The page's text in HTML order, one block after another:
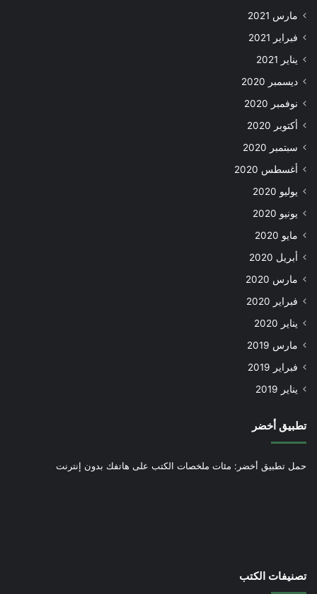
مارس 2021
فبراير 2021
يناير 2021
ديسمبر 2020
نوفمبر 2020
أكتوبر 2020
سبتمبر 2020
أغسطس 2020
يوليو 2020
يونيو 2020
مايو 2020
أبريل 2020
مارس 2020
فبراير 2020
يناير 2020
مارس 2019
فبراير 2019
يناير 2019
تطبيق أخضر
حمل تطبيق أخضر: مئات ملخصات الكتب على هاتفك بدون إنترنت
تصنيفات الكتب